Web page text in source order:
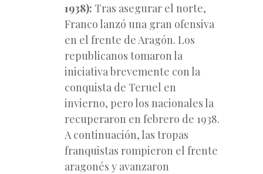
1938): Tras asegurar el norte,
Franco lanzó una gran ofensiva
en el frente de Aragón. Los
republicanos tomaron la
iniciativa brevemente con la
conquista de Teruel en
invierno, pero los nacionales la
recuperaron en febrero de 1938.
A continuación, las tropas
franquistas rompieron el frente
aragonés y avanzaron